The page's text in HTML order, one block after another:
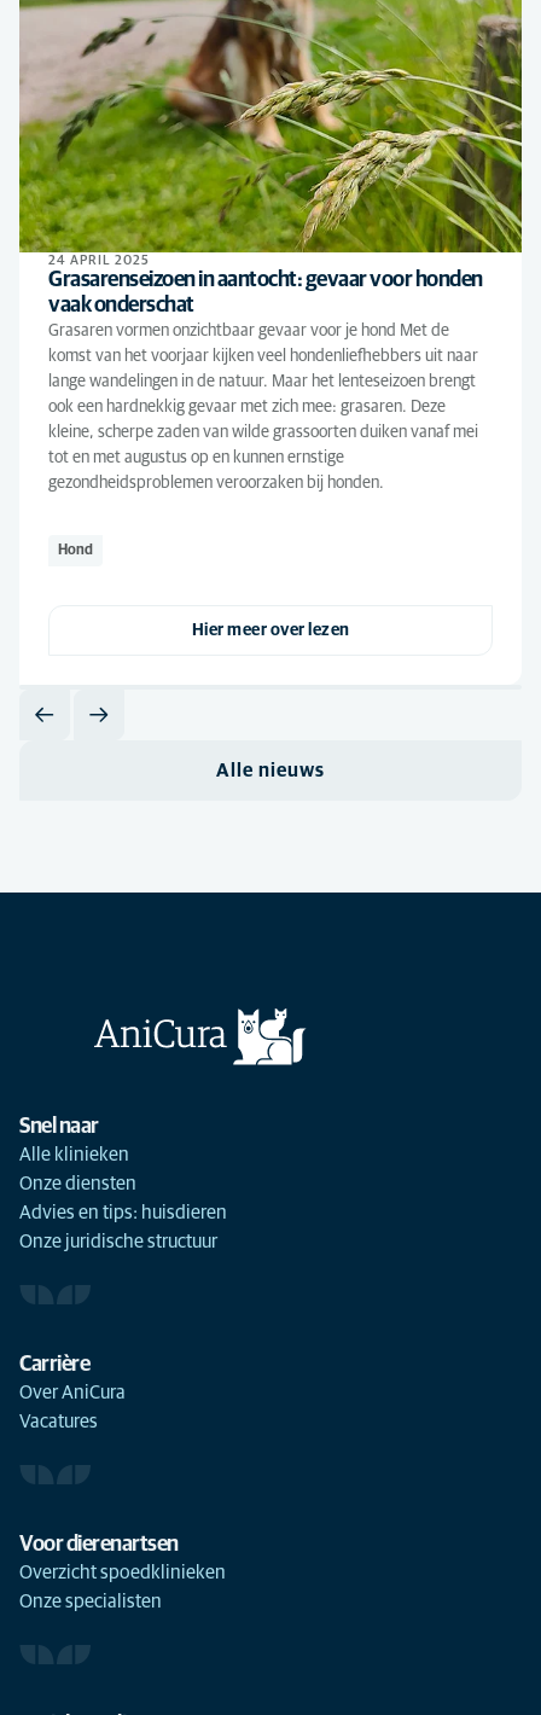
24 APRIL 2025
Grasarenseizoen in aantocht: gevaar voor honden
vaak onderschat
Grasaren vormen onzichtbaar gevaar voor je hond Met de
komst van het voorjaar kijken veel hondenliefhebbers uit naar
lange wandelingen in de natuur. Maar het lenteseizoen brengt
ook een hardnekkig gevaar met zich mee: grasaren. Deze
kleine, scherpe zaden van wilde grassoorten duiken vanaf mei
tot en met augustus op en kunnen ernstige
gezondheidsproblemen veroorzaken bij honden.
Hond
Hier meer over lezen
Alle nieuws
Snel naar
Alle klinieken
Onze diensten
Advies en tips: huisdieren
Onze juridische structuur
Carrière
Over AniCura
Vacatures
Voor dierenartsen
Overzicht spoedklinieken
Onze specialisten